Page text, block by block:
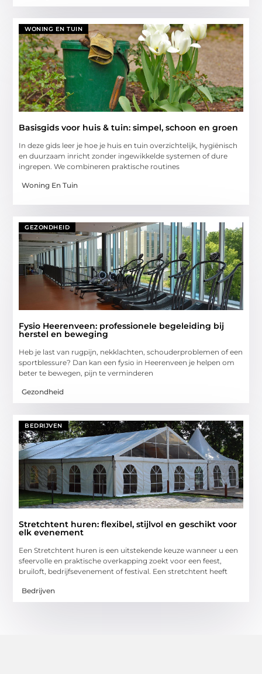
WONING EN TUIN
Basisgids voor huis & tuin: simpel, schoon en groen
In deze gids leer je hoe je huis en tuin overzichtelijk, hygiënisch
en duurzaam inricht zonder ingewikkelde systemen of dure
ingrepen. We combineren praktische routines
Woning En Tuin
GEZONDHEID
Fysio Heerenveen: professionele begeleiding bij
herstel en beweging
Heb je last van rugpijn, nekklachten, schouderproblemen of een
sportblessure? Dan kan een fysio in Heerenveen je helpen om
beter te bewegen, pijn te verminderen
Gezondheid
BEDRIJVEN
Stretchtent huren: flexibel, stijlvol en geschikt voor
elk evenement
Een Stretchtent huren is een uitstekende keuze wanneer u een
sfeervolle en praktische overkapping zoekt voor een feest,
bruiloft, bedrijfsevenement of festival. Een stretchtent heeft
Bedrijven